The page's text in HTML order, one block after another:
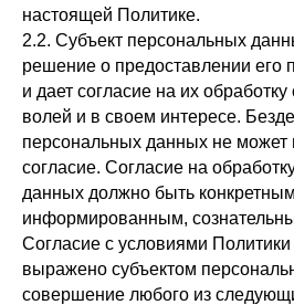
настоящей Политике.
2.2. Субъект персональных
решение о предоставлении его
и дает согласие на их
волей и в своем интересе.
персональных данных не может
согласие. Согласие на
данных должно быть
информированным,
Согласие с условиями
выражено субъектом
совершение любого из